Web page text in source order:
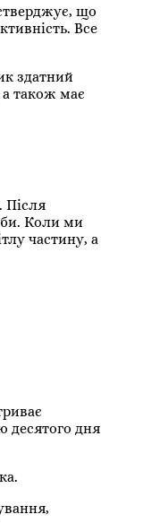
що
Все
здатний
а також має
Після
Коли ми
частину, а
десятого дня